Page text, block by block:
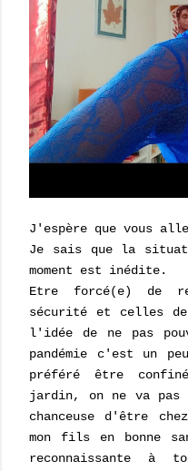
J'espère que vous
Je sais que la
moment est inédite.
Etre forcé(e) de
sécurité et celles
l'idée de ne pas
pandémie c'est un
préféré être
jardin, on ne va pas
chanceuse d'être
mon fils en bonne
reconnaissante à